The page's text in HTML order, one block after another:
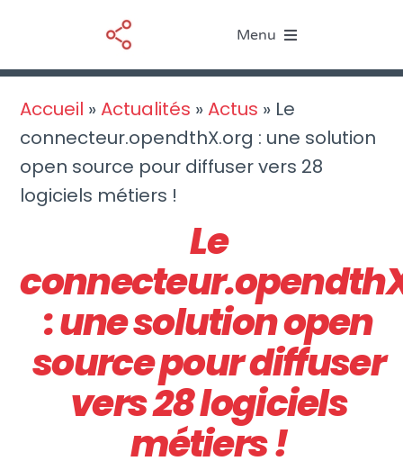
contenu
Menu
Le BIM
Nos services
Ressources
Actualités
À propos
Accueil »Actualités »Actus » Le
connecteur.opendthX.org : une solution
open source pour diffuser vers 28
logiciels métiers !
Le
: une solution open
source pour diffuser
vers 28 logiciels
métiers !